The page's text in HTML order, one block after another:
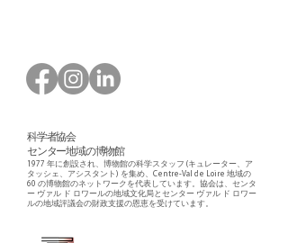
科学者協会
センター地域の博物館
1977 年に創設され、博物館の科学スタッフ (キュレーター、ア
タッシェ、アシスタント) を集め、Centre-Val de Loire 地域の
60 の博物館のネットワークを代表しています。協会は、センタ
ー ヴァル ド ロワールの地域文化局とセンター ヴァル ド ロワー
ルの地域評議会の財政支援の恩恵を受けています。